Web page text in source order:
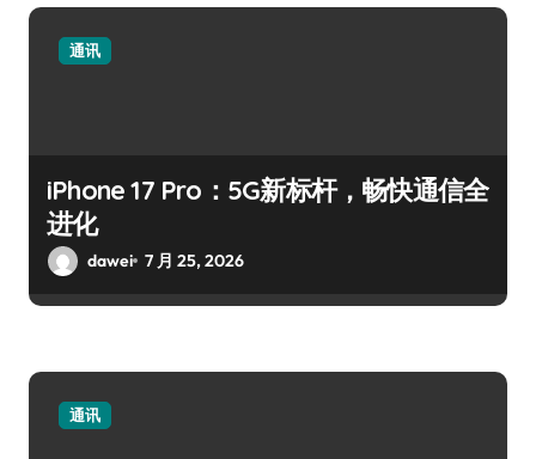
通讯
iPhone 17 Pro：5G新标杆，畅快通信全
进化
dawei 7 月 25, 2026
通讯